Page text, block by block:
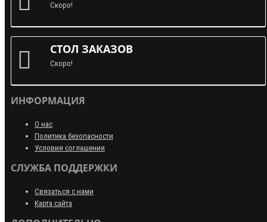
Скоро!
СТОЛ ЗАКАЗОВ
Скоро!
ИНФОРМАЦИЯ
О нас
Политика безопасности
Условия соглашения
СЛУЖБА ПОДДЕРЖКИ
Связаться с нами
Карта сайта